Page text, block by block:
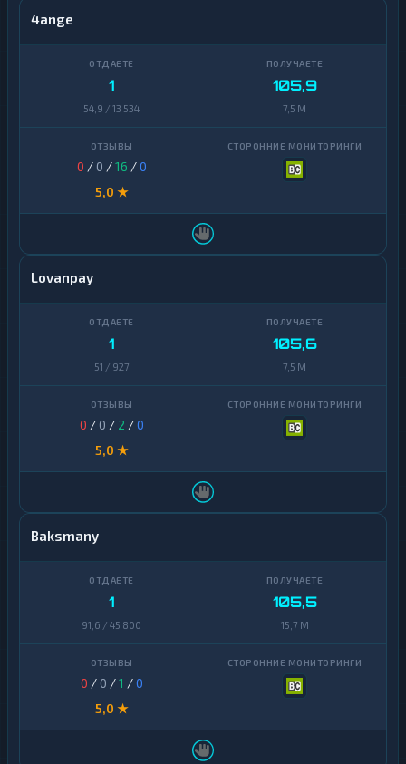
4ange
1
54,9 / 13 534
105,9
7,5 M
0 / 0 /16 /0
5,0 ★
Lovanpay
1
51 / 927
105,6
7,5 M
0 / 0 / 2 /0
5,0 ★
Baksmany
1
91,6 / 45 800
105,5
15,7 M
0 / 0 /1 /0
5,0 ★